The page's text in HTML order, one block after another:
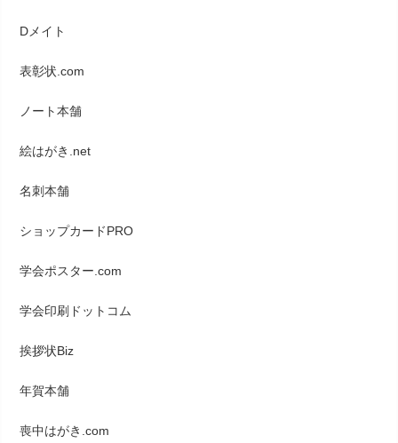
Dメイト
表彰状.com
ノート本舗
絵はがき.net
名刺本舗
ショップカードPRO
学会ポスター.com
学会印刷ドットコム
挨拶状Biz
年賀本舗
喪中はがき.com